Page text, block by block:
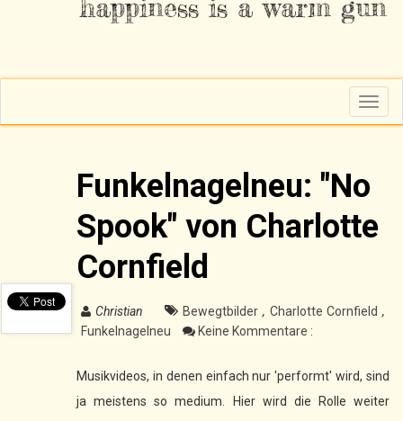
happiness is a warm gun
T
o
g
a
v
g
a
t
Funkelnagelneu: "No
Spook" von Charlotte
Cornfield
Christian Bewegtbilder , Charlotte Cornfield,
Funkelnagelneu
Keine Kommentare :
Musikvideos, in denen einfach nur 'performt' wird, sind
ja meistens so medium. Hier wird die Rolle weiter